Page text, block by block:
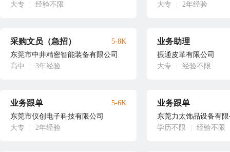
大专
经验不限
大专
2年经验
采购文员（急招）
东莞市中井精密智能装备有限公司
高中
3年经验
5-8K 业务助理
振通皮革有限公司
大专
经验不限
业务跟单
东莞市仪创电子科技有限公司
大专
2年经验
5-6K 业务跟单
东莞力太饰品设备有
学历不限
经验不限